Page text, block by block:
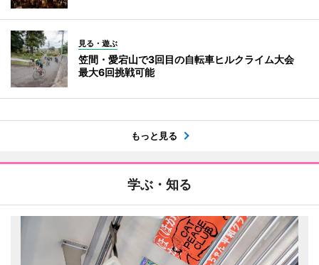
見る・遊ぶ
笠間・愛宕山で3回目の自転車ヒルクライム大会
最大6回挑戦可能
もっと見る
学ぶ・知る